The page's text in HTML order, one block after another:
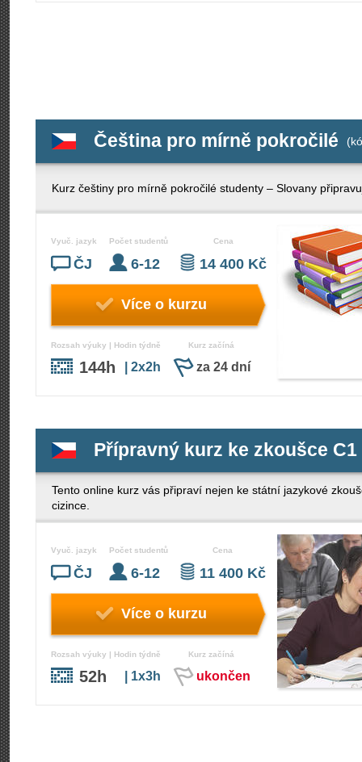
Čeština pro mírně pokročilé
Kurz češtiny pro mírně pokročilé studenty – Slovany
Vyuč. jazyk
ČJ
Počet studentů
6-12
Cena
14 400 Kč
Více o kurzu
Rozsah výuky | Hodin týdně
144h | 2x2h
Kurz začíná
za 24 dní
Přípravný kurz ke zkoušce C1
Tento online kurz vás připraví nejen ke státní jazykové
cizince.
Vyuč. jazyk
ČJ
Počet studentů
6-12
Cena
11 400 Kč
Více o kurzu
Rozsah výuky | Hodin týdně
52h | 1x3h
Kurz začíná
ukončen